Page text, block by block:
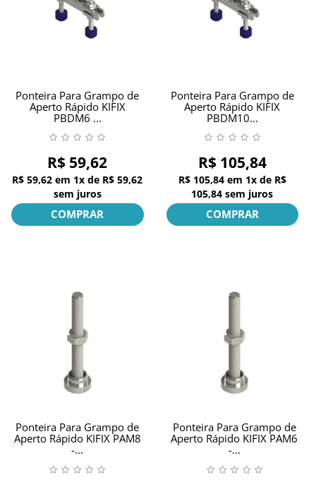
Ponteira Para Grampo de
Aperto Rápido KIFIX
PBDM6 ...
R$ 59,62
R$ 59,62 em 1x de R$ 59,62
sem juros
COMPRAR
Ponteira Para Grampo de
Aperto Rápido KIFIX
PBDM10...
R$ 105,84
R$ 105,84 em 1x de R$
105,84 sem juros
COMPRAR
Ponteira Para Grampo de
Aperto Rápido KIFIX PAM8
-...
Ponteira Para Grampo de
Aperto Rápido KIFIX PAM6
-...